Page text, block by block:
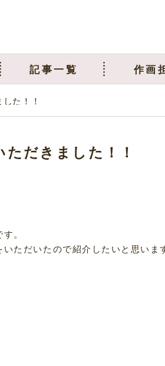
記事一覧 作画
た！！
だきました！！
。
ただいたので紹介したいと思いま